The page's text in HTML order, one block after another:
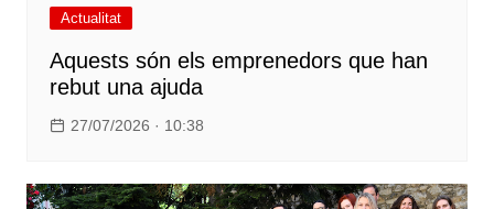
Actualitat
Aquests són els emprenedors que han
rebut una ajuda
27/07/2026 · 10:38